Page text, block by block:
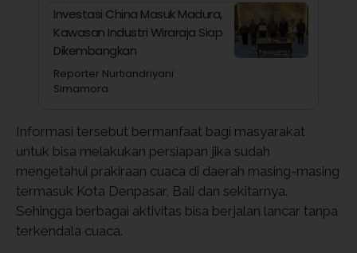
Investasi China Masuk Madura,
Kawasan Industri Wiraraja Siap
Dikembangkan
Reporter Nurtiandriyani
Simamora
Informasi tersebut bermanfaat bagi masyarakat
untuk bisa melakukan persiapan jika sudah
mengetahui prakiraan cuaca di daerah masing-masing
termasuk Kota Denpasar, Bali dan sekitarnya.
Sehingga berbagai aktivitas bisa berjalan lancar tanpa
terkendala cuaca.